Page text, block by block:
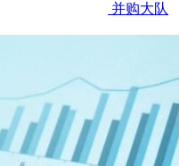
并购大队